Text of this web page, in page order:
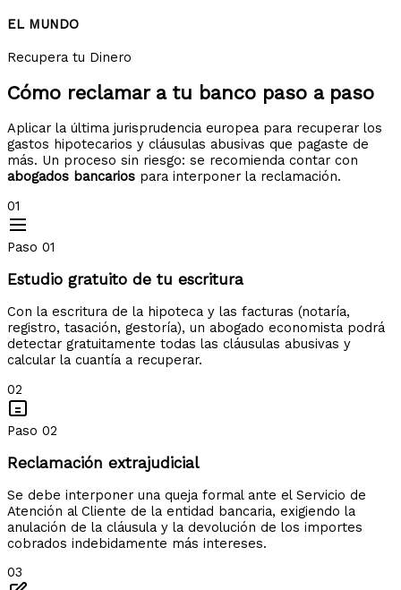
EL MUNDO
Recupera tu Dinero
Cómo reclamar a tu banco paso a paso
Aplicar la última jurisprudencia europea para recuperar los
gastos hipotecarios y cláusulas abusivas que pagaste de
más. Un proceso sin riesgo: se recomienda contar con
abogados bancarios para interponer la reclamación.
01
Paso 01
Estudio gratuito de tu escritura
Con la escritura de la hipoteca y las facturas (notaría,
registro, tasación, gestoría), un abogado economista podrá
detectar gratuitamente todas las cláusulas abusivas y
calcular la cuantía a recuperar.
02
Paso 02
Reclamación extrajudicial
Se debe interponer una queja formal ante el Servicio de
Atención al Cliente de la entidad bancaria, exigiendo la
anulación de la cláusula y la devolución de los importes
cobrados indebidamente más intereses.
03